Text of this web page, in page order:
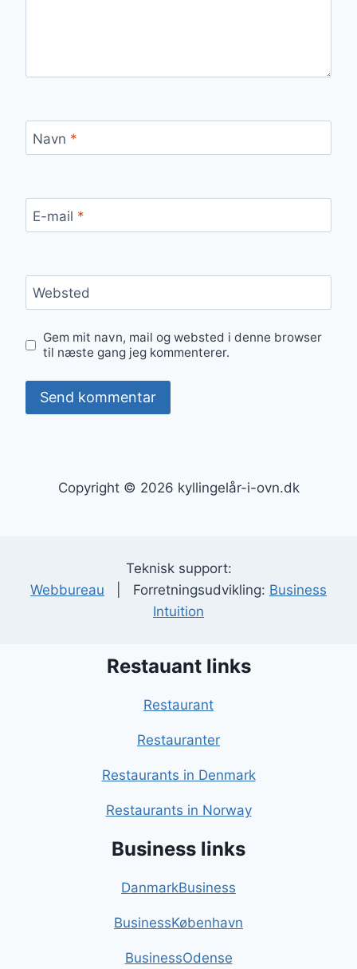
Navn *
E-mail *
Websted
Gem mit navn, mail og websted i denne browser
til næste gang jeg kommenterer.
Copyright © 2026 kyllingelår-i-ovn.dk
Teknisk support:
Webbureau | Forretningsudvikling: Business
Intuition
Restauant links
Restaurant
Restauranter
Restaurants in Denmark
Restaurants in Norway
Business links
DanmarkBusiness
BusinessKøbenhavn
BusinessOdense